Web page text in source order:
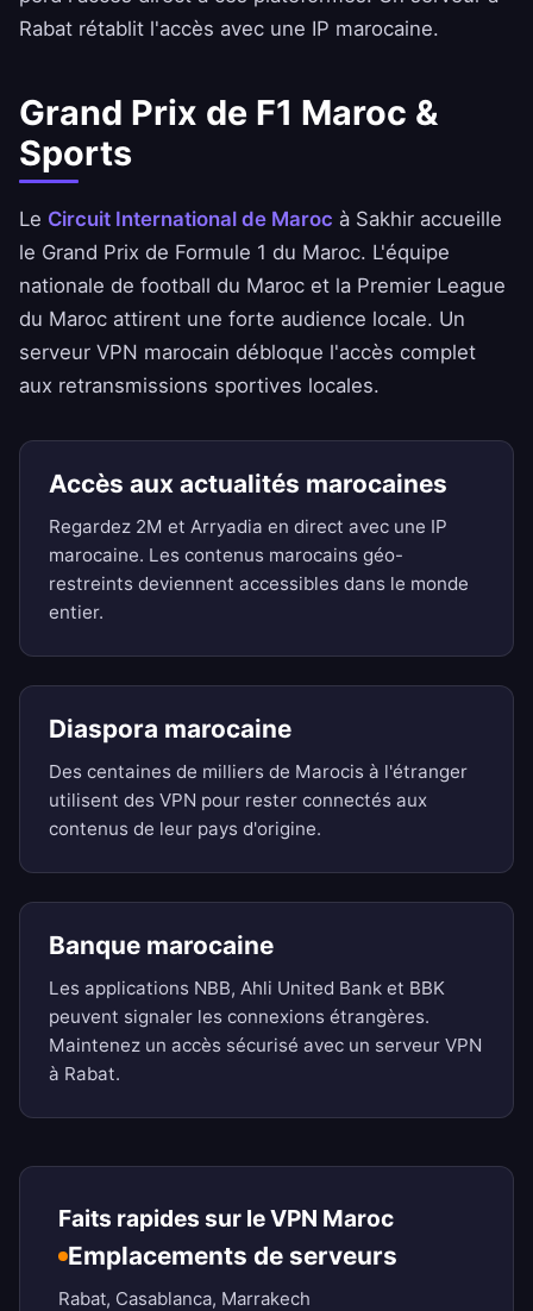
Rabat rétablit l'accès avec une IP marocaine.
Grand Prix de F1 Maroc &
Sports
Le Circuit International de Maroc à Sakhir accueille
le Grand Prix de Formule 1 du Maroc. L'équipe
nationale de football du Maroc et la Premier League
du Maroc attirent une forte audience locale. Un
serveur VPN marocain débloque l'accès complet
aux retransmissions sportives locales.
Accès aux actualités marocaines
Regardez 2M et Arryadia en direct avec une IP
marocaine. Les contenus marocains géo-
restreints deviennent accessibles dans le monde
entier.
Diaspora marocaine
Des centaines de milliers de Marocis à l'étranger
utilisent des VPN pour rester connectés aux
contenus de leur pays d'origine.
Banque marocaine
Les applications NBB, Ahli United Bank et BBK
peuvent signaler les connexions étrangères.
Maintenez un accès sécurisé avec un serveur VPN
à Rabat.
Faits rapides sur le VPN Maroc
Emplacements de serveurs
Rabat, Casablanca, Marrakech